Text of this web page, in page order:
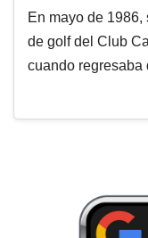
En mayo de
de golf del Club
cuando regresaba